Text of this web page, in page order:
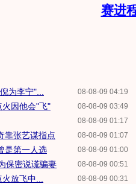
赛进
08-08-09 04:19
为李宁"...
08-08-09 03:49
因他会"飞"
08-08-09 01:17
08-08-09 01:07
靠张艺谋指点
08-08-09 01:00
是第一人选
08-08-09 00:51
保密说谎骗妻
08-08-09 00:31
放飞中...